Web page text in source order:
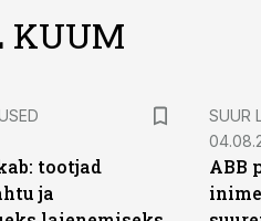
KUUM
tootjad
ja
SUUR
ABB